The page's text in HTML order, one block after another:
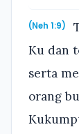
(Neh 1:9)
Ku dan
serta
orang